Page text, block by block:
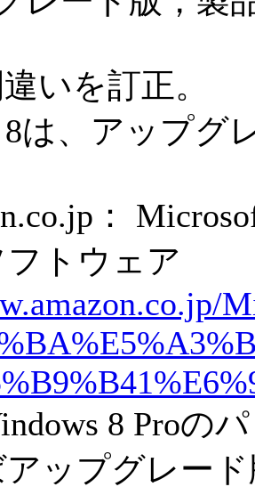
いを訂正。
8は、アップグ
：
フトウェア
8 Proの
ップグレー